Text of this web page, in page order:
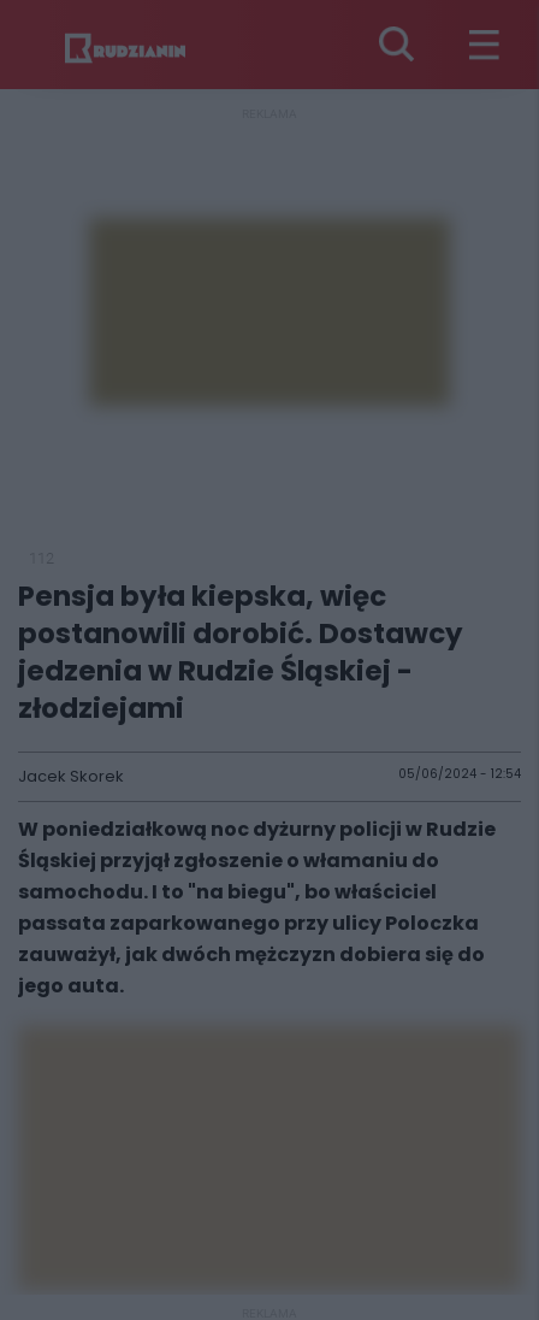
Pensja była kiepska, więc
postanowili dorobić. Dostawcy
jedzenia w Rudzie Śląskiej -
złodziejami
Jacek Skorek 05/06/2024 - 12:54
W poniedziałkową noc dyżurny policji w Rudzie
Śląskiej przyjął zgłoszenie o włamaniu do
samochodu. I to "na biegu", bo właściciel
passata zaparkowanego przy ulicy Poloczka
zauważył, jak dwóch mężczyzn dobiera się do
jego auta.